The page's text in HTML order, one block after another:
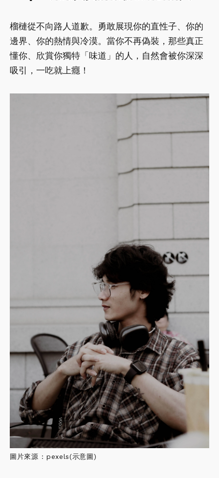
榴槤從不向路人道歉。勇敢展現你的直性子、你的
邊界、你的熱情與冷漠。當你不再偽裝，那些真正
懂你、欣賞你獨特「味道」的人，自然會被你深深
吸引，一吃就上癮！
圖片來源 : pexels(示意圖)